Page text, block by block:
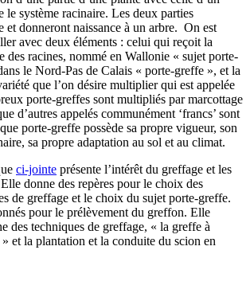
le système racinaire. Les deux parties
et donneront naissance à un arbre. On est
avec deux éléments : celui qui reçoit la
des racines, nommé en Wallonie « sujet porte-
le Nord-Pas de Calais « porte-greffe », et la
que l’on désire multiplier qui est appelée
porte-greffes sont multipliés par marcottage
d’autres appelés communément ‘francs’ sont
porte-greffe possède sa propre vigueur, son
sa propre adaptation au sol et au climat.
ci-jointe présente l’intérêt du greffage et les
donne des repères pour le choix des
de greffage et le choix du sujet porte-greffe.
pour le prélèvement du greffon. Elle
des techniques de greffage, « la greffe à
» et la plantation et la conduite du scion en